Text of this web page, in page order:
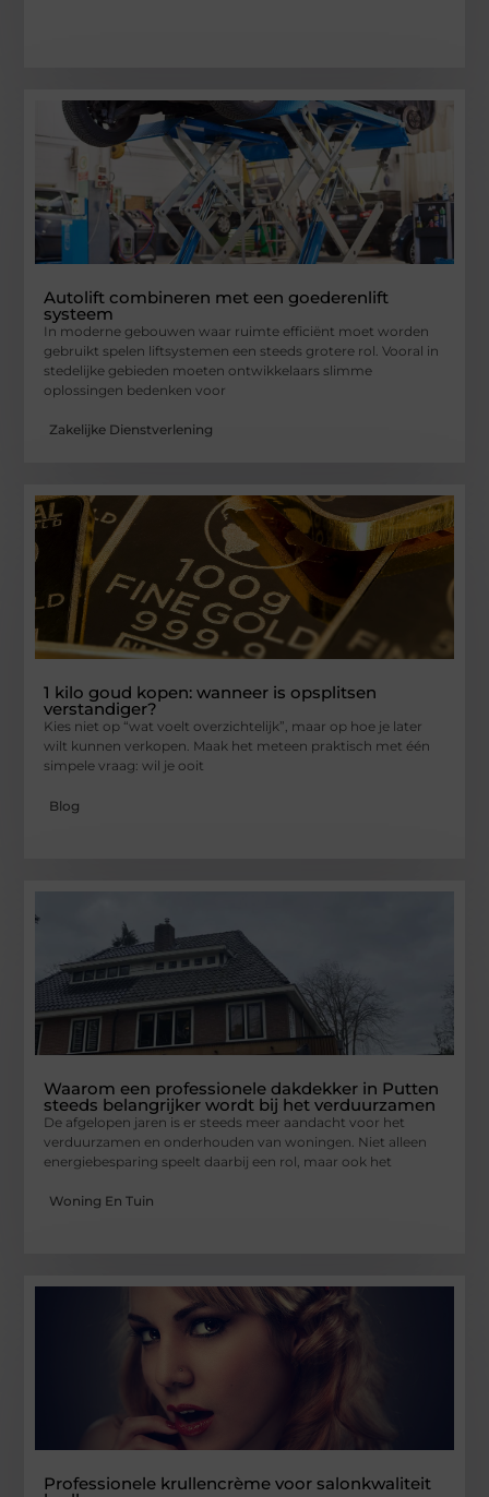
Autolift combineren met een goederenlift
systeem
In moderne gebouwen waar ruimte efficiënt moet worden
gebruikt spelen liftsystemen een steeds grotere rol. Vooral in
stedelijke gebieden moeten ontwikkelaars slimme
oplossingen bedenken voor
Zakelijke Dienstverlening
1 kilo goud kopen: wanneer is opsplitsen
verstandiger?
Kies niet op “wat voelt overzichtelijk”, maar op hoe je later
wilt kunnen verkopen. Maak het meteen praktisch met één
simpele vraag: wil je ooit
Blog
Waarom een professionele dakdekker in Putten
steeds belangrijker wordt bij het verduurzamen
De afgelopen jaren is er steeds meer aandacht voor het
verduurzamen en onderhouden van woningen. Niet alleen
energiebesparing speelt daarbij een rol, maar ook het
Woning En Tuin
Professionele krullencrème voor salonkwaliteit